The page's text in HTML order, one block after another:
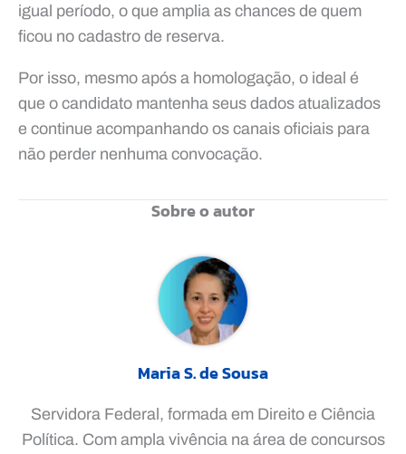
igual período, o que amplia as chances de quem
ficou no cadastro de reserva.
Por isso, mesmo após a homologação, o ideal é
que o candidato mantenha seus dados atualizados
e continue acompanhando os canais oficiais para
não perder nenhuma convocação.
Sobre o autor
Maria S. de Sousa
Servidora Federal, formada em Direito e Ciência
Política. Com ampla vivência na área de concursos